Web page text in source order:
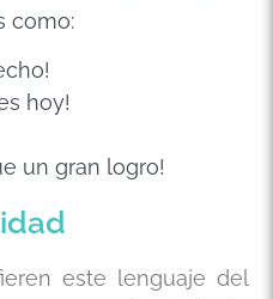
como:
hoy!
un gran logro!
este lenguaje del